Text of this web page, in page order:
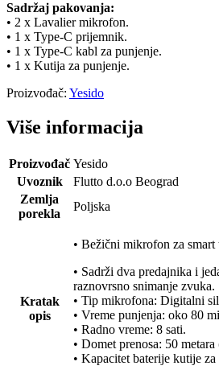
Sadržaj pakovanja:
• 2 x Lavalier mikrofon.
• 1 x Type-C prijemnik.
• 1 x Type-C kabl za punjenje.
• 1 x Kutija za punjenje.
Proizvođač: Yesido
Više informacija
Proizvođač Yesido
Uvoznik
Flutto d.o.o Beograd
Zemlja
porekla
Poljska
Kratak
opis
• Bežični mikrofon za smart
• Sadrži dva predajnika i
raznovrsno snimanje zvuka.
• Tip mikrofona: Digitalni
• Vreme punjenja: oko 80
• Radno vreme: 8 sati.
• Domet prenosa: 50
• Kapacitet baterije kutije